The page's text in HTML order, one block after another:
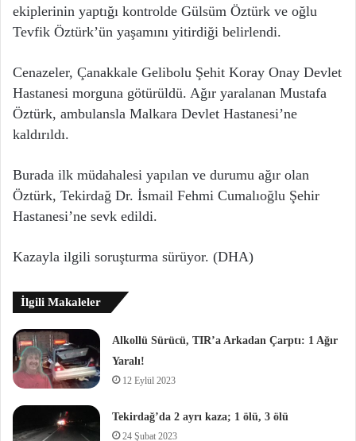
ekiplerinin yaptığı kontrolde Gülsüm Öztürk ve oğlu
Tevfik Öztürk’ün yaşamını yitirdiği belirlendi.
Cenazeler, Çanakkale Gelibolu Şehit Koray Onay Devlet
Hastanesi morguna götürüldü. Ağır yaralanan Mustafa
Öztürk, ambulansla Malkara Devlet Hastanesi’ne
kaldırıldı.
Burada ilk müdahalesi yapılan ve durumu ağır olan
Öztürk, Tekirdağ Dr. İsmail Fehmi Cumalıoğlu Şehir
Hastanesi’ne sevk edildi.
Kazayla ilgili soruşturma sürüyor. (DHA)
İlgili Makaleler
Alkollü Sürücü, TIR’a Arkadan Çarptı: 1 Ağır
Yaralı!
12 Eylül 2023
Tekirdağ’da 2 ayrı kaza; 1 ölü, 3 ölü
24 Şubat 2023